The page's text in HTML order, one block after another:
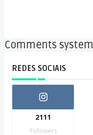
Comments system
REDES SOCIAIS
2111
Followers